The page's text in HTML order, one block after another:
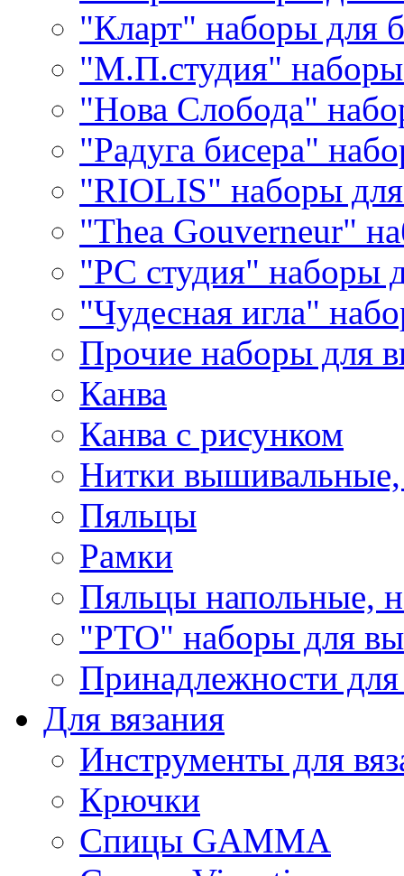
"Кларт" наборы для
"М.П.студия"
"Нова Слобода"
"Радуга бисера"
"RIOLIS" наборы
"Thea Gouverneur"
"РС студия" наборы
"Чудесная игла"
Прочие наборы для
Канва
Канва с рисунком
Нитки
Пяльцы
Рамки
Пяльцы напольные,
"РТО" наборы для
Принадлежности
Для вязания
Инструменты для
Крючки
Спицы GAMMA